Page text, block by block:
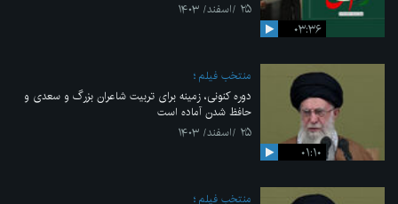
۰۳:۳۶
۲۵ /اسفند/ ۱۴۰۳
۰۱:۱۰
منتخب فیلم
دوره کنونی، زمینه برای تربیت شاعران بزرگ و سعدی و
حافظ شدن آماده است
۲۵ /اسفند/ ۱۴۰۳
منتخب فیلم